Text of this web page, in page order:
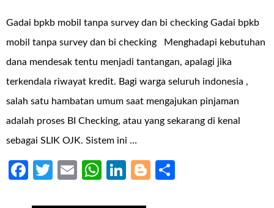
Gadai bpkb mobil tanpa survey dan bi checking Gadai bpkb
mobil tanpa survey dan bi checking Menghadapi kebutuhan
dana mendesak tentu menjadi tantangan, apalagi jika
terkendala riwayat kredit. Bagi warga seluruh indonesia ,
salah satu hambatan umum saat mengajukan pinjaman
adalah proses BI Checking, atau yang sekarang di kenal
sebagai SLIK OJK. Sistem ini …
Facebook
Twitter
EmailWhatsApp
LinkedIn
Blogger